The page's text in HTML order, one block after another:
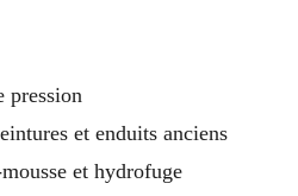
pression
et enduits anciens
et hydrofuge